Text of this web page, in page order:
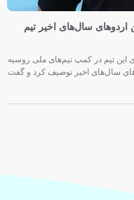
سال‌های اخیر تیم
این تیم در کمپ تیم‌های ملی روسیه
سال‌های اخیر توصیف کرد و گفت